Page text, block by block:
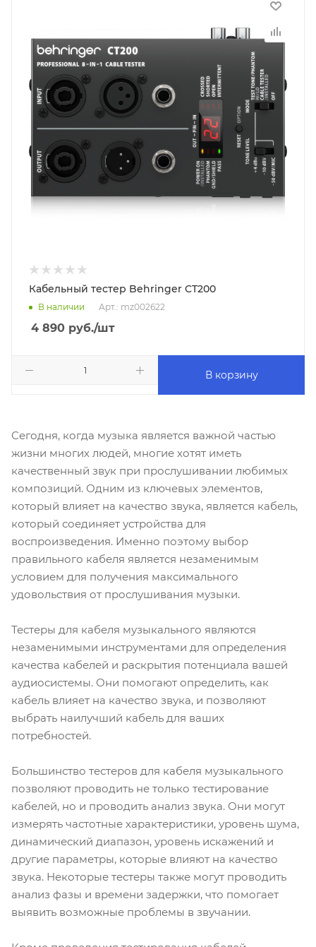
Кабельный тестер Behringer CT200
В наличии Арт.: mz002622
4 890 руб./шт
В корзину
Сегодня, когда музыка является важной частью
жизни многих людей, многие хотят иметь
качественный звук при прослушивании любимых
композиций. Одним из ключевых элементов,
который влияет на качество звука, является кабель,
который соединяет устройства для
воспроизведения. Именно поэтому выбор
правильного кабеля является незаменимым
условием для получения максимального
удовольствия от прослушивания музыки.
Тестеры для кабеля музыкального являются
незаменимыми инструментами для определения
качества кабелей и раскрытия потенциала вашей
аудиосистемы. Они помогают определить, как
кабель влияет на качество звука, и позволяют
выбрать наилучший кабель для ваших
потребностей.
Большинство тестеров для кабеля музыкального
позволяют проводить не только тестирование
кабелей, но и проводить анализ звука. Они могут
измерять частотные характеристики, уровень шума,
динамический диапазон, уровень искажений и
другие параметры, которые влияют на качество
звука. Некоторые тестеры также могут проводить
анализ фазы и времени задержки, что помогает
выявить возможные проблемы в звучании.